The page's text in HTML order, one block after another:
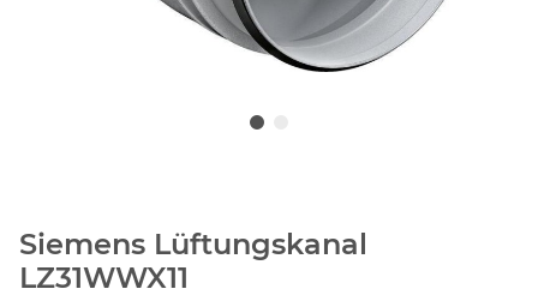
Siemens Lüftungskanal
LZ31WWX11